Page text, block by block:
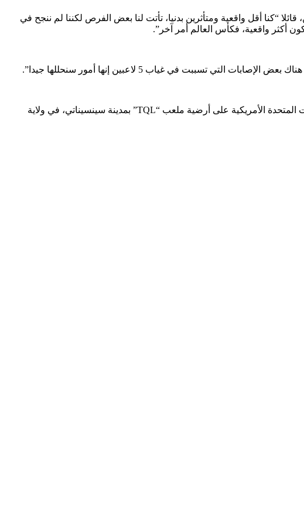
“كنا أقل واقعية ومتأثرين بدنيا، تأتت لنا بعض الفرص لكننا لم ننجح في
أكثر واقعية، فكأس العالم أمر آخر”.
في غياب 5 لاعبين إنها أمور سنحللها جيدا”.
وتعرض المنتخب المغربي إلى هزيمة ثقيلة بثلاثة أهداف نظيفة في مباراته الودية، التي جمعته صباح يومه الخميس، بمنتخب الولايات المتحدة الأمريكية على أرضية ملعب “TQL” بمدينة سينسيناتي، في ولاية